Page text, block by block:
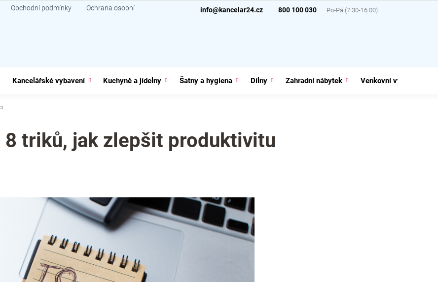
800 100 030
info@kancelar24.cz
Obchodní podmínky Ochrana osobních údajů
Kancelářské vybavení Kuchyně a jídelny Šatny a hygiena Dílny Zahradní nábytek Venkovní vybavení
8 triků, jak zlepšit produktivitu